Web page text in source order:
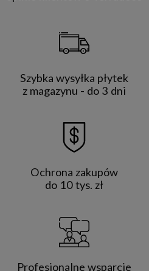
Szybka wysyłka płytek
z magazynu - do 3 dni
Ochrona zakupów
do 10 tys. zł
Profesjonalne wsparcie